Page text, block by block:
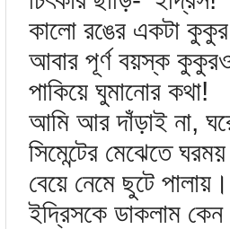
কালো রঙের একটা
আবার পূর্ণ বয়স্ক কুকুরও
পাকিয়ে ঘুমানোর কথা!
আমি আর দাঁড়াই না, ঘরে
সিমেন্টের মেঝেতে
বেয়ে নেমে ছুটে
ইদ্রিসকে ডাকলাম